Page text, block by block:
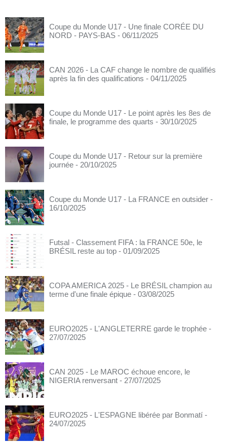
Coupe du Monde U17 - Une finale CORÉE DU
NORD - PAYS-BAS - 06/11/2025
CAN 2026 - La CAF change le nombre de qualifiés
après la fin des qualifications - 04/11/2025
Coupe du Monde U17 - Le point après les 8es de
finale, le programme des quarts - 30/10/2025
Coupe du Monde U17 - Retour sur la première
journée - 20/10/2025
Coupe du Monde U17 - La FRANCE en outsider -
16/10/2025
Futsal - Classement FIFA : la FRANCE 50e, le
BRÉSIL reste au top - 01/09/2025
COPA AMERICA 2025 - Le BRÉSIL champion au
terme d'une finale épique - 03/08/2025
EURO2025 - L'ANGLETERRE garde le trophée -
27/07/2025
CAN 2025 - Le MAROC échoue encore, le
NIGERIA renversant - 27/07/2025
EURO2025 - L'ESPAGNE libérée par Bonmatí -
24/07/2025